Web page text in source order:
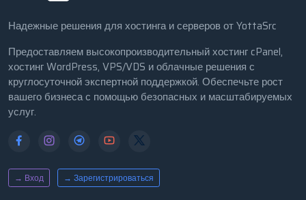
Надежные решения для хостинга и серверов от YottaSrc
Предоставляем высокопроизводительный хостинг cPanel,
хостинг WordPress, VPS/VDS и облачные решения с
круглосуточной экспертной поддержкой. Обеспечьте рост
вашего бизнеса с помощью безопасных и масштабируемых
услуг.
→ Вход → Зарегистрироваться